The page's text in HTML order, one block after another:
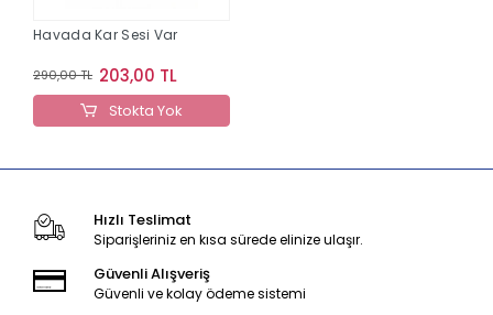
Havada Kar Sesi Var
290,00 TL 203,00 TL
Stokta Yok
Hızlı Teslimat
Siparişleriniz en kısa sürede elinize ulaşır.
Güvenli Alışveriş
Güvenli ve kolay ödeme sistemi